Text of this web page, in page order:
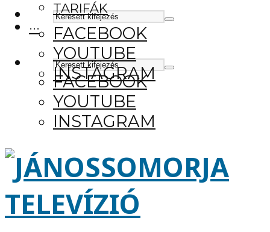
FACEBOOK
YOUTUBE
INSTAGRAM
TARIFÁK
···
FACEBOOK
YOUTUBE
INSTAGRAM